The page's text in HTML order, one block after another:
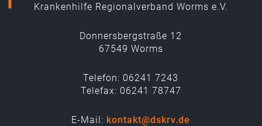
Krankenhilfe Regionalverband Worms e.V.
Donnersbergstraße 12
67549 Worms
Telefon: 06241 7243
Telefax: 06241 78747
E-Mail: kontakt@dskrv.de